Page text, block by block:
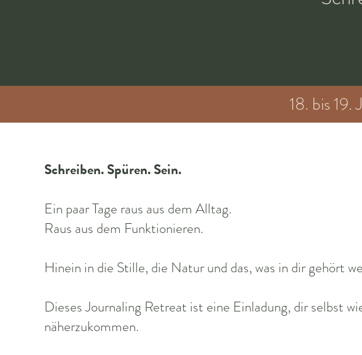
18. bis 19.
Schreiben. Spüren. Sein.
Ein paar Tage raus aus dem Alltag.
Raus aus dem Funktionieren.
Hinein in die Stille, die Natur und das, was in dir gehört
Dieses Journaling Retreat ist eine Einladung, dir selbst
näherzukommen.